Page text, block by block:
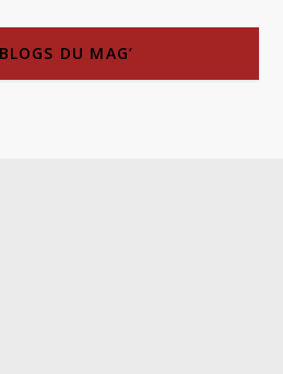
DU MAG’